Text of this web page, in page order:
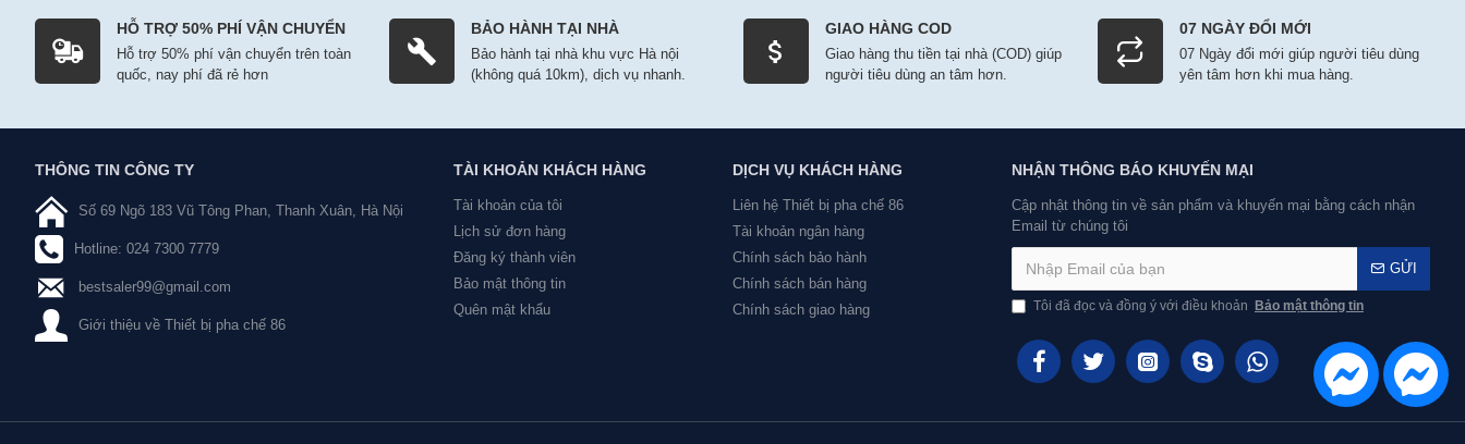
HỖ TRỢ 50% PHÍ VẬN CHUYỂN
Hỗ trợ 50% phí vận chuyển trên toàn
quốc, nay phí đã rẻ hơn
BẢO HÀNH TẠI NHÀ
Bảo hành tại nhà khu vực Hà nội
(không quá 10km), dịch vụ nhanh.
GIAO HÀNG COD
Giao hàng thu tiền tại nhà (COD) giúp
người tiêu dùng an tâm hơn.
07 NGÀY ĐỔI MỚI
07 Ngày đổi mới giúp người tiêu dùng
yên tâm hơn khi mua hàng.
THÔNG TIN CÔNG TY
Số 69 Ngõ 183 Vũ Tông Phan, Thanh Xuân, Hà Nội
Hotline: 024 7300 7779
bestsaler99@gmail.com
Giới thiệu về Thiết bị pha chế 86
TÀI KHOẢN KHÁCH HÀNG
Tài khoản của tôi
Lịch sử đơn hàng
Đăng ký thành viên
Bảo mật thông tin
Quên mật khẩu
DỊCH VỤ KHÁCH HÀNG
Liên hệ Thiết bị pha chế 86
Tài khoản ngân hàng
Chính sách bảo hành
Chính sách bán hàng
Chính sách giao hàng
NHẬN THÔNG BÁO KHUYẾN MẠI
Cập nhật thông tin về sản phẩm và khuyến mại bằng cách nhận
Email từ chúng tôi
GỬI
Tôi đã đọc và đồng ý với điều khoản Bảo mật thông tin